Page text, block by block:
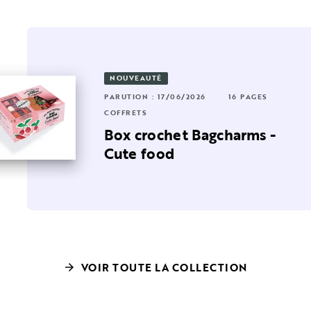
PAGES
: 08/10/2025
breloques Maneki Neko
NOUVEAUTÉ
PARUTION : 17/06/2026
16 PAGES
COFFRETS
Box crochet Bagcharms -
Cute food
arrow_forward VOIR TOUTE LA COLLECTION